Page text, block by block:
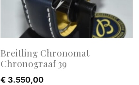
Breitling Chronomat
Chronograaf 39
€ 3.550,00